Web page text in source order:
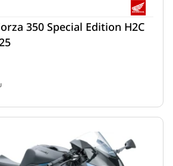
350 Special Edition H2C